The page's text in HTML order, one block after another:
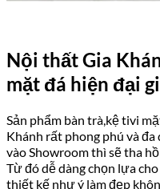
Nội thất Gia
mặt đá hiện đại
Sản phẩm bàn trà,kệ tivi
Khánh rất phong phú và
vào Showroom thì sẽ tha
Từ đó dễ dàng chọn lựa
thiết kế như ý làm đẹp